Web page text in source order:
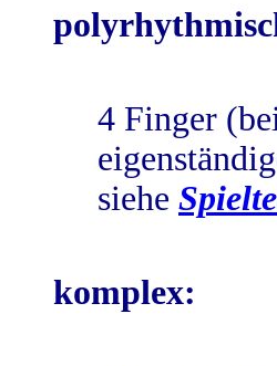
4 Finger
siehe
komplex: